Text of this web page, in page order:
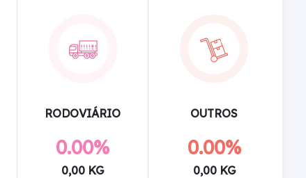
RODOVIÁRIO
0.00%
0,00 KG
OUTROS
0.00%
0,00 KG